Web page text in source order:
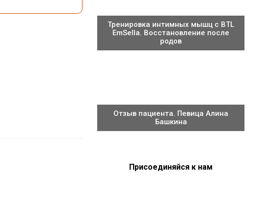
Тренировка интимных мышц с BTL
EmSella. Восстановление после
родов
Отзыв пациента. Певица Алина
Башкина
Присоединяйся к нам